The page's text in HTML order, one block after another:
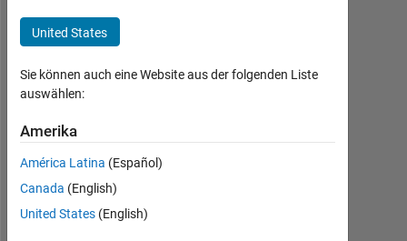
etwa
5
Jahre
Aktiv
seit
2019
0
United States
Sie können auch eine Website aus der folgenden Liste
auswählen:
Amerika
América Latina (Español)
Canada (English)
United States (English)